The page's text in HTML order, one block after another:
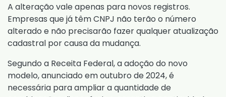
A alteração vale apenas para novos registros.
Empresas que já têm CNPJ não terão o número
alterado e não precisarão fazer qualquer atualização
cadastral por causa da mudança.
Segundo a Receita Federal, a adoção do novo
modelo, anunciado emoutubro de 2024, é
necessária para ampliar a quantidade de